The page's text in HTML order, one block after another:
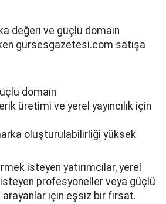
değeri ve güçlü domain
gursesgazetesi.com satışa
domain
üretimi ve yerel yayıncılık için
oluşturulabilirliği yüksek
isteyen yatırımcılar, yerel
profesyoneller veya güçlü
için eşsiz bir fırsat.